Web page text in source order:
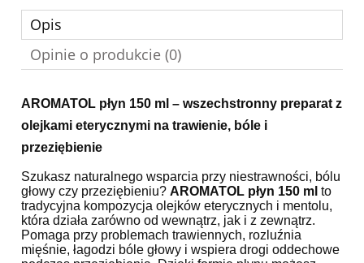
Opis
Opinie o produkcie (0)
AROMATOL płyn 150 ml – wszechstronny preparat z
olejkami eterycznymi na trawienie, bóle i
przeziębienie
Szukasz naturalnego wsparcia przy niestrawności, bólu
głowy czy przeziębieniu? AROMATOL płyn 150 ml to
tradycyjna kompozycja olejków eterycznych i mentolu,
która działa zarówno od wewnątrz, jak i z zewnątrz.
Pomaga przy problemach trawiennych, rozluźnia
mięśnie, łagodzi bóle głowy i wspiera drogi oddechowe